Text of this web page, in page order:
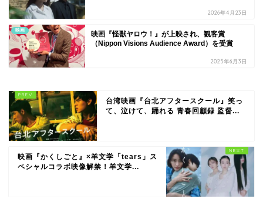
2026年4月23日
映画
映画『怪獣ヤロウ！』が上映され、観客賞
（Nippon Visions Audience Award）を受賞
2025年6月3日
台湾映画『台北アフタースクール』笑っ
て、泣けて、踊れる 青春回顧録 監督...
映画『かくしごと』×羊文学「tears」ス
ペシャルコラボ映像解禁！羊文学...